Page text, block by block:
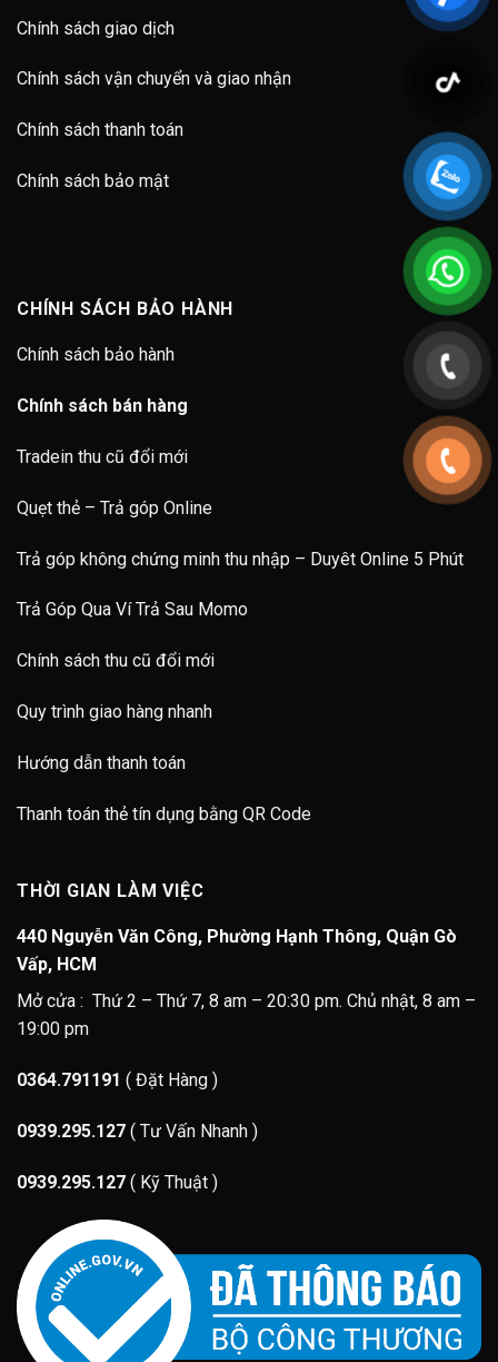
Chính sách giao dịch
Chính sách vận chuyển và giao nhận
Chính sách thanh toán
Chính sách bảo mật
CHÍNH SÁCH BẢO HÀNH
Chính sách bảo hành
Chính sách bán hàng
Tradein thu cũ đổi mới
Quẹt thẻ – Trả góp Online
Trả góp không chứng minh thu nhập – Duyêt Online 5 Phút
Trả Góp Qua Ví Trả Sau Momo
Chính sách thu cũ đổi mới
Quy trình giao hàng nhanh
Hướng dẫn thanh toán
Thanh toán thẻ tín dụng bằng QR Code
THỜI GIAN LÀM VIỆC
440 Nguyễn Văn Công, Phường Hạnh Thông, Quận Gò
Vấp, HCM
Mở cửa : Thứ 2 – Thứ 7, 8 am – 20:30 pm. Chủ nhật, 8 am –
19:00 pm
0364.791191 ( Đặt Hàng )
0939.295.127 ( Tư Vấn Nhanh )
0939.295.127 ( Kỹ Thuật )